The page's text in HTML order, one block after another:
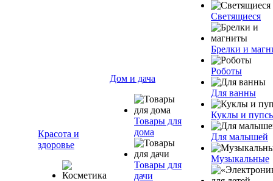
Красота и
здоровье
Дом и дача
Товары для
дома
Товары для
дачи
Светящиеся
Брелки и
Роботы
Для ванны
Куклы и
Для малышей
Музыкальные